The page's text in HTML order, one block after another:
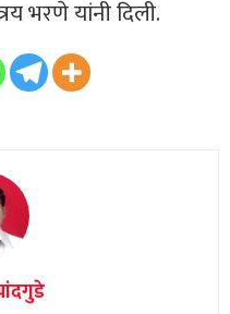
भरणे यांनी दिली.